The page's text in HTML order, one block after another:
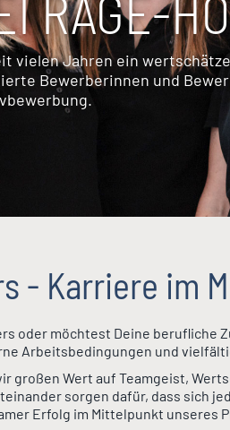
vielen Jahren ein
Bewerberinnen und
- Karriere im
oder möchtest Deine berufliche
Arbeitsbedingungen und
großen Wert auf Teamgeist,
sorgen dafür, dass sich
Erfolg im Mittelpunkt unseres